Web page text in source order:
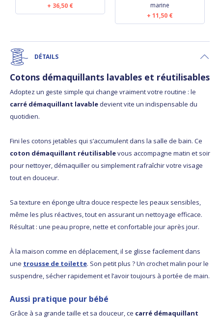
36,50 €
marine
11,50 €
DÉTAILS
Cotons démaquillants lavables et réutilisables
Adoptez un geste simple qui change vraiment votre routine : le
carré démaquillant lavabledevient vite un indispensable du
quotidien.
Fini les cotons jetables qui s’accumulent dans la salle de bain. Ce
coton démaquillant réutilisablevous accompagne matin et soir
pour nettoyer, démaquiller ou simplement rafraîchir votre visage
tout en douceur.
Sa texture en éponge ultra douce respecte les peaux sensibles,
même les plus réactives, tout en assurant un nettoyage efficace.
Résultat : une peau propre, nette et confortable jour après jour.
À la maison comme en déplacement, il se glisse facilement dans
une trousse de toilette. Son petit plus ? Un crochet malin pour le
suspendre, sécher rapidement et l’avoir toujours à portée de main.
Aussi pratique pour bébé
Grâce à sa grande taille et sa douceur, ce carré démaquillant